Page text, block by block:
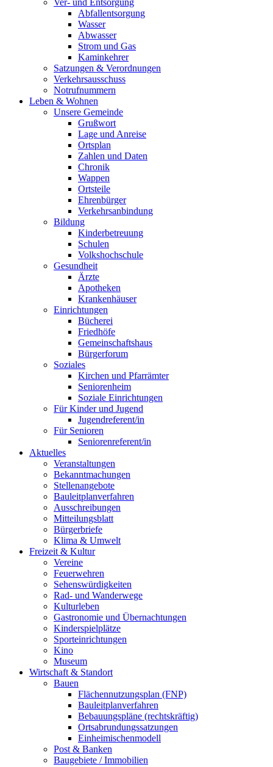
Ver- und Entsorgung
Abfallentsorgung
Wasser
Abwasser
Strom und Gas
Kaminkehrer
Satzungen & Verordnungen
Verkehrsausschuss
Notrufnummern
Leben & Wohnen
Unsere Gemeinde
Grußwort
Lage und Anreise
Ortsplan
Zahlen und Daten
Chronik
Wappen
Ortsteile
Ehrenbürger
Verkehrsanbindung
Bildung
Kinderbetreuung
Schulen
Volkshochschule
Gesundheit
Ärzte
Apotheken
Krankenhäuser
Einrichtungen
Bücherei
Friedhöfe
Gemeinschaftshaus
Bürgerforum
Soziales
Kirchen und Pfarrämter
Seniorenheim
Soziale Einrichtungen
Für Kinder und Jugend
Jugendreferent/in
Für Senioren
Seniorenreferent/in
Aktuelles
Veranstaltungen
Bekanntmachungen
Stellenangebote
Bauleitplanverfahren
Ausschreibungen
Mitteilungsblatt
Bürgerbriefe
Klima & Umwelt
Freizeit & Kultur
Vereine
Feuerwehren
Sehenswürdigkeiten
Rad- und Wanderwege
Kulturleben
Gastronomie und Übernachtungen
Kinderspielplätze
Sporteinrichtungen
Kino
Museum
Wirtschaft & Standort
Bauen
Flächennutzungsplan (FNP)
Bauleitplanverfahren
Bebauungspläne (rechtskräftig)
Ortsabrundungssatzungen
Einheimischenmodell
Post & Banken
Baugebiete / Immobilien